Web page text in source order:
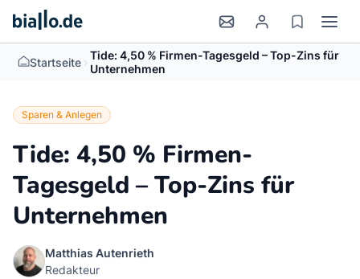
Startseite > Tide: 4,50 % Firmen-Tagesgeld – Top-Zins für
Unternehmen
Sparen & Anlegen
Tide: 4,50 % Firmen-
Tagesgeld – Top-Zins für
Unternehmen
Matthias Autenrieth
Redakteur